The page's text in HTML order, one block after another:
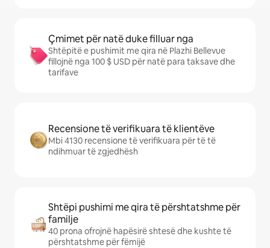
Çmimet për natë duke filluar nga
Shtëpitë e pushimit me qira në Plazhi Bellevue
fillojnë nga 100 $ USD për natë para taksave dhe
tarifave
Recensione të verifikuara të klientëve
Mbi 4130 recensione të verifikuara për të të
ndihmuar të zgjedhësh
Shtëpi pushimi me qira të përshtatshme për
familje
40 prona ofrojnë hapësirë shtesë dhe kushte të
përshtatshme për fëmijë